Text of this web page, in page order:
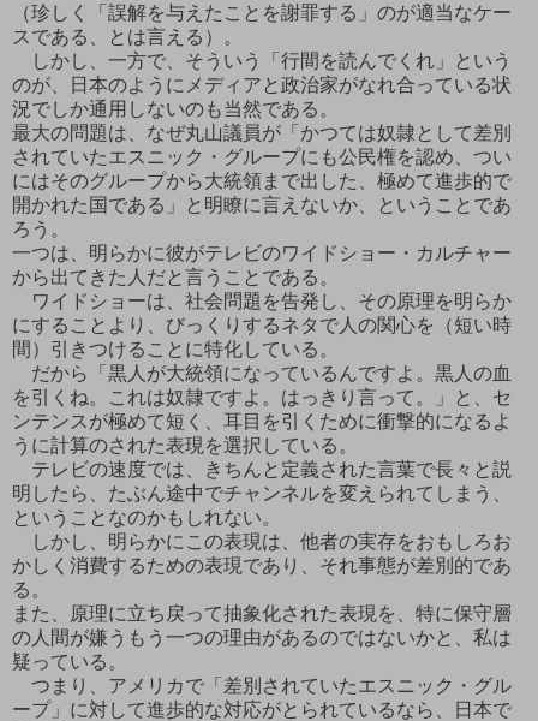
（珍しく「誤解を与えたことを謝罪する」のが適当なケー
スである、とは言える）。
しかし、一方で、そういう「行間を読んでくれ」という
のが、日本のようにメディアと政治家がなれ合っている状
況でしか通用しないのも当然である。
最大の問題は、なぜ丸山議員が「かつては奴隷として差別
されていたエスニック・グループにも公民権を認め、つい
にはそのグループから大統領まで出した、極めて進歩的で
開かれた国である」と明瞭に言えないか、ということであ
ろう。
一つは、明らかに彼がテレビのワイドショー・カルチャー
から出てきた人だと言うことである。
ワイドショーは、社会問題を告発し、その原理を明らか
にすることより、びっくりするネタで人の関心を（短い時
間）引きつけることに特化している。
だから「黒人が大統領になっているんですよ。黒人の血
を引くね。これは奴隷ですよ。はっきり言って。」と、セ
ンテンスが極めて短く、耳目を引くために衝撃的になるよ
うに計算のされた表現を選択している。
テレビの速度では、きちんと定義された言葉で長々と説
明したら、たぶん途中でチャンネルを変えられてしまう、
ということなのかもしれない。
しかし、明らかにこの表現は、他者の実存をおもしろお
かしく消費するための表現であり、それ事態が差別的であ
る。
また、原理に立ち戻って抽象化された表現を、特に保守層
の人間が嫌うもう一つの理由があるのではないかと、私は
疑っている。
つまり、アメリカで「差別されていたエスニック・グル
ープ」に対して進歩的な対応がとられているなら、日本で